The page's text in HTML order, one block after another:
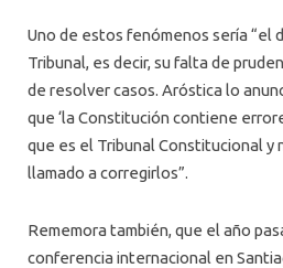
Uno de estos fenómenos sería “el
Tribunal, es decir, su falta de
de resolver casos. Aróstica lo
que ‘la Constitución contiene
que es el Tribunal Constitucional y
llamado a corregirlos”.
Rememora también, que el año
conferencia internacional en